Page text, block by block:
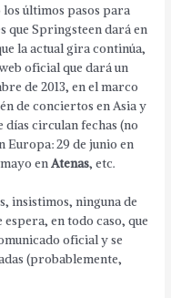
últimos pasos para
que Springsteen dará en
la actual gira continúa,
oficial que dará un
de 2013, en el marco
de conciertos en Asia y
días circulan fechas (no
Europa: 29 de junio en
mayo enAtenas, etc.
insistimos, ninguna de
en todo caso, que
oficial y se
(probablemente,